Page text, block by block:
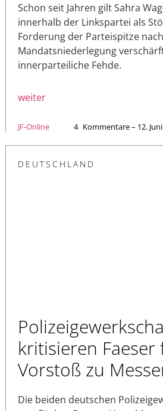
Schon seit Jahren gilt Sahra
innerhalb der Linkspartei als
Forderung der Parteispitze
Mandatsniederlegung
innerparteiliche Fehde.
weiter
JF-Online 4 Kommentare – 12. Juni
DEUTSCHLAND
kritisieren Faeser
Vorstoß zu
Die beiden deutschen